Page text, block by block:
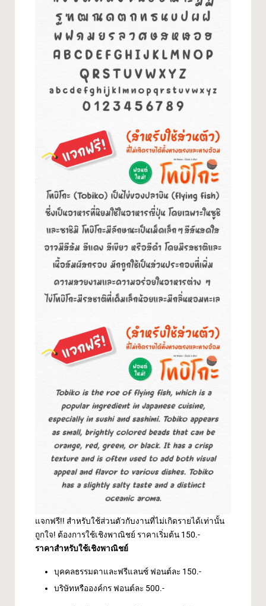
แจกฟรี!! สำหรับใช้ส่วนตัวกับงานที่ไม่เกิดรายได้เท่านั้น
ถูกใจ! ต้องการใช้เชิงพาณิชย์ ราคาเริ่มต้น 150.-
ราคาสำหรับใช้เชิงพาณิชย์
บุคคลธรรมดาและฟรีแลนซ์ ฟอนต์ละ 150.-
บริษัทหรือองค์กร ฟอนต์ละ 500.-